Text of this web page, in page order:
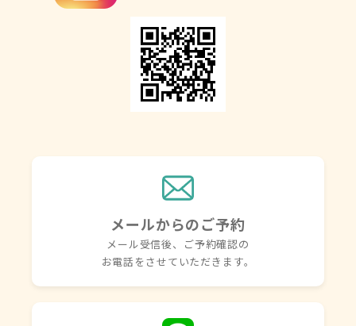
メールからのご予約
メール受信後、ご予約確認の
お電話をさせていただきます。